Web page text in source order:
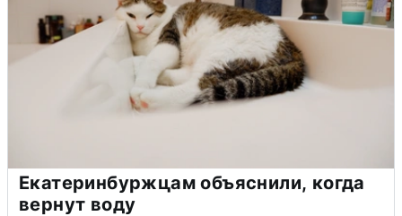
Екатеринбуржцам объяснили, когда
вернут воду